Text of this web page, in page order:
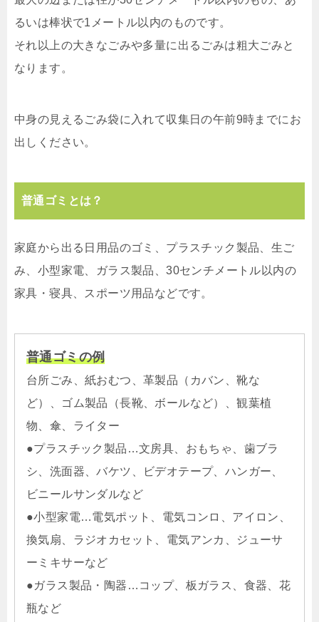
るいは棒状で1メートル以内のものです。
それ以上の大きなごみや多量に出るごみは粗大ごみと
なります。
中身の見えるごみ袋に入れて収集日の午前9時までにお
出しください。
普通ゴミとは？
家庭から出る日用品のゴミ、プラスチック製品、生ご
み、小型家電、ガラス製品、30センチメートル以内の
家具・寝具、スポーツ用品などです。
普通ゴミの例
台所ごみ、紙おむつ、革製品（カバン、靴な
ど）、ゴム製品（長靴、ボールなど）、観葉植
物、傘、ライター
●プラスチック製品…文房具、おもちゃ、歯ブラ
シ、洗面器、バケツ、ビデオテープ、ハンガー、
ビニールサンダルなど
●小型家電…電気ポット、電気コンロ、アイロン、
換気扇、ラジオカセット、電気アンカ、ジューサ
ーミキサーなど
●ガラス製品・陶器…コップ、板ガラス、食器、花
瓶など